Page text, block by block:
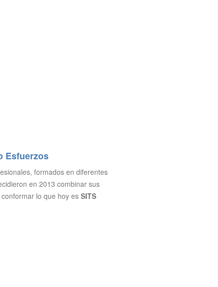
Esfuerzos
formados en diferentes
en 2013 combinar sus
lo que hoy es SITS